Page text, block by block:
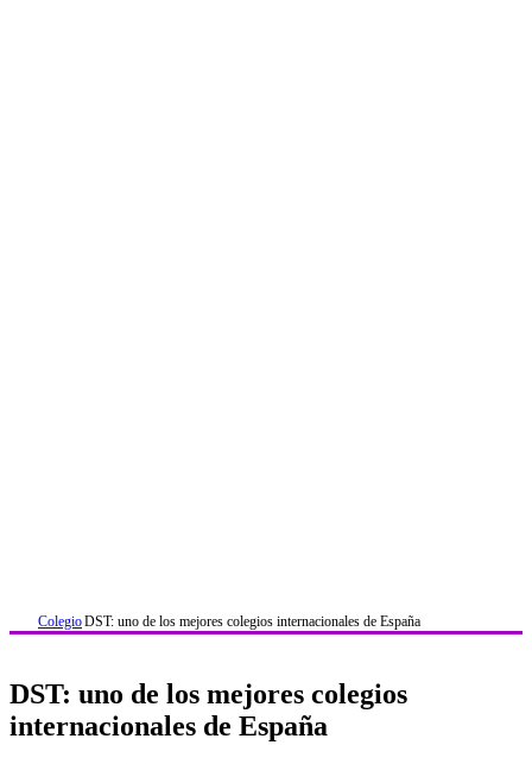
ColegioDST: uno de los mejores colegios internacionales de España
DST: uno de los mejores colegios
internacionales de España